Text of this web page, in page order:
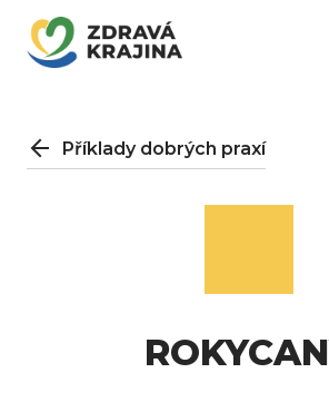
Příklady dobrých praxí